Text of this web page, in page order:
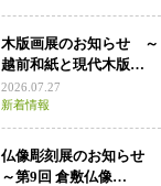
木版画展のお知らせ ～
越前和紙と現代木版…
2026.07.27
新着情報
仏像彫刻展のお知らせ
～第9回 倉敷仏像…